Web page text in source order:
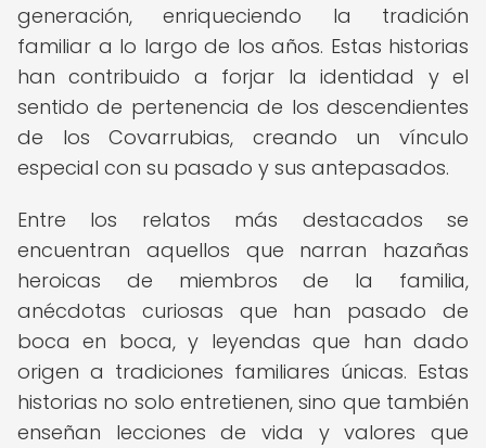
generación, enriqueciendo la tradición
familiar a lo largo de los años. Estas historias
han contribuido a forjar la identidad y el
sentido de pertenencia de los descendientes
de los Covarrubias, creando un vínculo
especial con su pasado y sus antepasados.
Entre los relatos más destacados se
encuentran aquellos que narran hazañas
heroicas de miembros de la familia,
anécdotas curiosas que han pasado de
boca en boca, y leyendas que han dado
origen a tradiciones familiares únicas. Estas
historias no solo entretienen, sino que también
enseñan lecciones de vida y valores que